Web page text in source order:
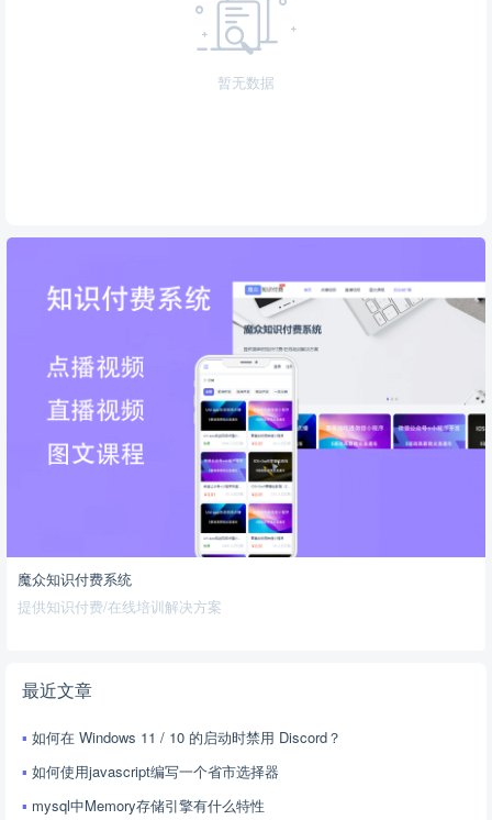
暂无数据
魔众知识付费系统
提供知识付费/在线培训解决方案
最近文章
如何在 Windows 11 / 10 的启动时禁用 Discord？
如何使用javascript编写一个省市选择器
mysql中Memory存储引擎有什么特性